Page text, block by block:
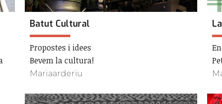
Batut Cultural
Propostes i idees
Bevem la cultura!
Mariaarderiu